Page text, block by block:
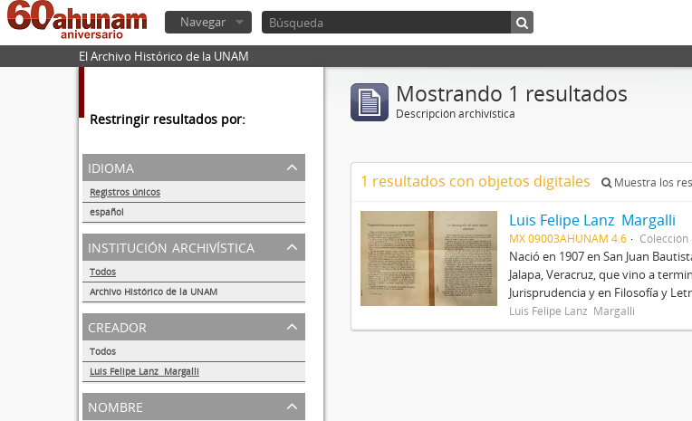
Navegar
El Archivo Histórico de la UNAM
Restringir resultados por:
idioma
Registros únicos
español
1
institución archivística
Todos
Archivo Histórico de la UNAM
1
creador
Todos
Luis Felipe Lanz Margalli
1
nombre
Mostrando 1 resultados
Descripción archivística
1 resultados con objetos digitales Muestra los
Luis Felipe Lanz Margalli
MX 09003AHUNAM 4.6 Colección
Nació en 1907 en San Juan
Jalapa, Veracruz, que vino a
Jurisprudencia y en Filosofía y
Luis Felipe Lanz Margalli